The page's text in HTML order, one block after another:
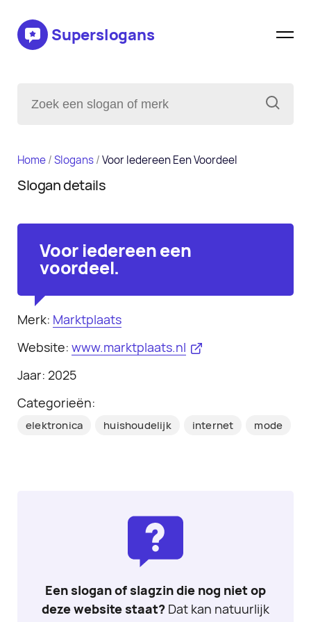
Superslogans
Home/Slogans/Voor Iedereen Een Voordeel
Slogan details
Voor iedereen een
voordeel.
Merk: Marktplaats
Website: www.marktplaats.nl
Jaar: 2025
Categorieën:
elektronica huishoudelijk internet mode
Een slogan of slagzin die nog niet op
deze website staat? Dat kan natuurlijk